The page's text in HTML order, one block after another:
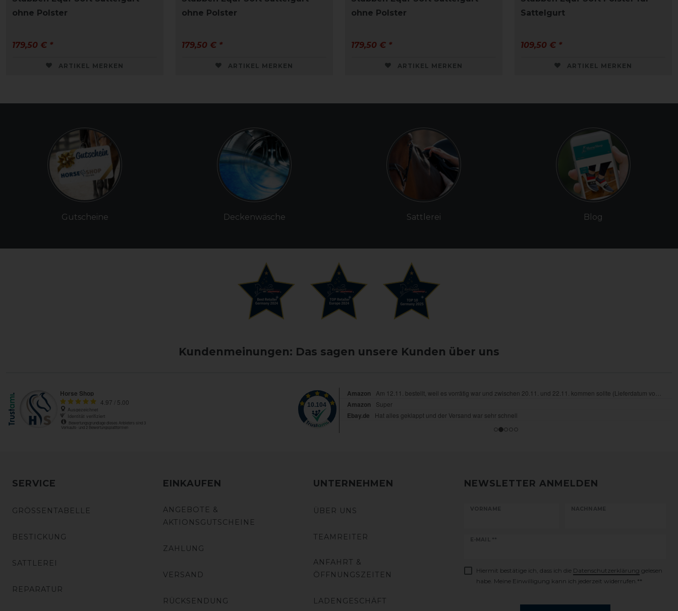
ohne Polster
179,50 € *
ARTIKEL MERKEN
ohne Polster
179,50 € *
ARTIKEL MERKEN
ohne Polster
179,50 € *
ARTIKEL MERKEN
Sattelgurt
109,50 € *
ARTIKEL MERKEN
Gutscheine Deckenwäsche Sattlerei Blog
Kundenmeinungen: Das sagen unsere Kunden über uns
SERVICE
GRÖSSENTABELLE
BESTICKUNG
SATTLEREI
REPARATUR
EINKAUFEN
ANGEBOTE &
AKTIONSGUTSCHEINE
ZAHLUNG
VERSAND
RÜCKSENDUNG
UNTERNEHMEN
ÜBER UNS
TEAMREITER
ANFAHRT &
ÖFFNUNGSZEITEN
LADENGESCHÄFT
NEWSLETTER ANMELDEN
VORNAME NACHNAME
E-MAIL **
Newsletter
Hiermit bestätige ich, dass ich die Daten­schutz­erklärung gelesen
habe. Meine Einwilligung kann ich jederzeit widerrufen.**